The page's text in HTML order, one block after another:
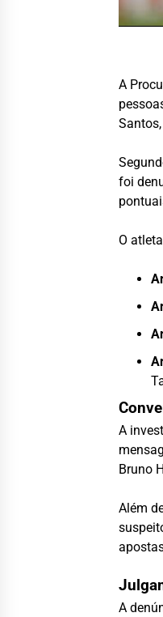
A
foi
O
A
Bruno
Além
A